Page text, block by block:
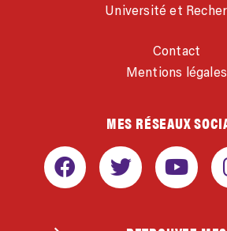
Université et
Contact
Mentions légales
MES RÉSEAUX